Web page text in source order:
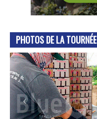
PHOTOS DE LA TOURNÉE